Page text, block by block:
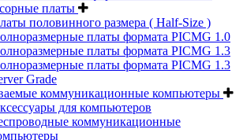
платы
половинного размера ( Half-Size )
платы формата PICMG 1.0
платы формата PICMG 1.3
платы формата PICMG 1.3
Grade
коммуникационные компьютеры
для компьютеров
коммуникационные